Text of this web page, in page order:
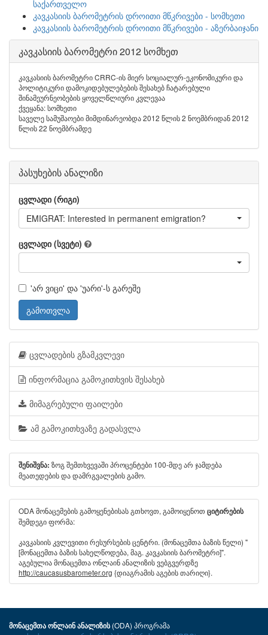
საქართველო
კავკასიის ბარომეტრის დროითი მწკრივები - სომხეთი
კავკასიის ბარომეტრის დროითი მწკრივები - აზერბაიჯანი
კავკასიის ბარომეტრი 2012 სომხეთ
კავკასიის ბარომეტრი CRRC-ის მიერ სოციალურ-ეკონომიკური და
პოლიტიკური დამოკიდებულებების შესახებ ჩატარებული
შინამეურნეობების ყოველწლიური კვლევაა
ქვეყანა: სომხეთი
საველე სამუშაოები მიმდინარეობდა 2012 წლის 2 ნოემბრიდან 2012
წლის 22 ნოემბრამდე
პასუხების ანალიზი
ცვლადი (რიგი)
EMIGRAT: Interested in permanent emigration?
ცვლადი (სვეტი)
'არ ვიცი' და 'უარი'-ს გარეშე
გამოთვლა
ცვლადების გზამკვლევი
ინფორმაცია გამოკითხვის შესახებ
მიმაგრებული ფაილები
ამ გამოკითხვაზე გადასვლა
შენიშვნა: ზოგ შემთხვევაში პროცენტები 100-მდე არ ჯამდება
მეათედების და დამრგვალების გამო.
ODA მონაცემების გამოყენებისას გთხოვთ, გამოიყენოთ ციტირების
შემდეგი ფორმა:
კავკასიის კვლევითი რესურსების ცენტრი. (მონაცემთა ბაზის წელი) "
[მონაცემთა ბაზის სახელწოდება, მაგ. კავკასიის ბარომეტრი]".
აგებულია მონაცემთა ონლაინ ანალიზის ვებგვერდზე
http://caucasusbarometer.org {დიაგრამის აგების თარიღი}.
მონაცემთა ონლაინ ანალიზის(ODA) პროგრამა